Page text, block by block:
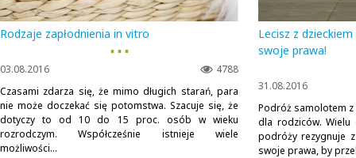
Rodzaje zapłodnienia in vitro
▪ ▪ ▪
4788
03.08.2016
Czasami zdarza się, że mimo długich starań, para
nie może doczekać się potomstwa. Szacuje się, że
dotyczy to od 10 do 15 proc. osób w wieku
rozrodczym. Współcześnie istnieje wiele
możliwości...
Lecisz z
swoje prawa!
31.08.2016
Podróż samolotem z
dla rodziców.
podróży rezygnuje
swoje prawa, by